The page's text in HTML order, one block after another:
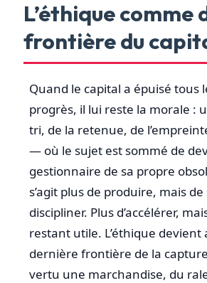
L’éthique comme
frontière du
Quand le capital a épuisé tous
progrès, il lui reste la morale :
tri, de la retenue, de
— où le sujet est sommé de
gestionnaire de sa propre
s’agit plus de produire, mais de
discipliner. Plus d’accélérer,
restant utile. L’éthique devient
dernière frontière de la
vertu une marchandise, du